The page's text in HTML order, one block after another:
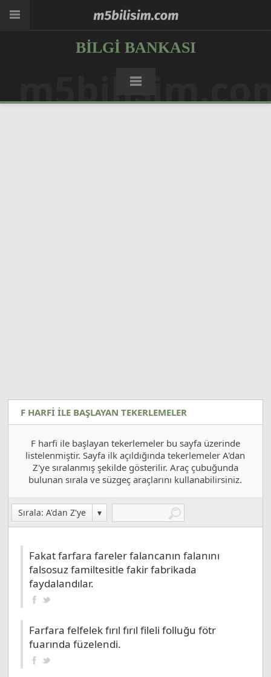
BILGI BANKASI
F HARFI ILE BAŞLAYAN TEKERLEMELER
F harfi ile başlayan tekerlemeler bu sayfa üzerinde
listelenmiştir. Sayfa ilk açıldığında tekerlemeler A'dan
Z'ye sıralanmış şekilde gösterilir. Araç çubuğunda
bulunan sırala ve süzgeç araçlarını kullanabilirsiniz.
Sırala: A'dan Z'ye ▾
Fakat farfara fareler falancanın falanını
falsosuz familtesitle fakir fabrikada
faydalandılar.
Farfara felfelek fırıl fırıl fileli folluğu fötr
fuarında füzelendi.